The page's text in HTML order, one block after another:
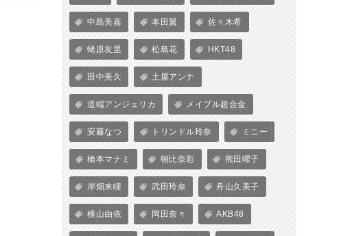
中島美嘉 本田翼 佐々木希
蛯原友里 松島花 HKT48
田中美久 土屋アンナ
道端アンジェリカ メイプル超合金
安藤なつ トリンドル玲奈 ミニー
橋本マナミ 朝比奈彩 熊田曜子
岸畑来瞳 武田玲奈 舟山久美子
横山由依 岡田奈々 AKB48